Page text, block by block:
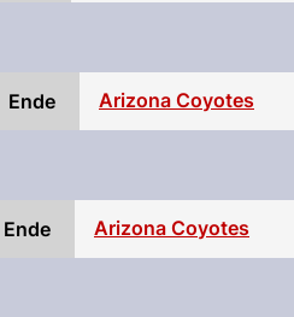
Ende Arizona Coyotes
Ende Arizona Coyotes